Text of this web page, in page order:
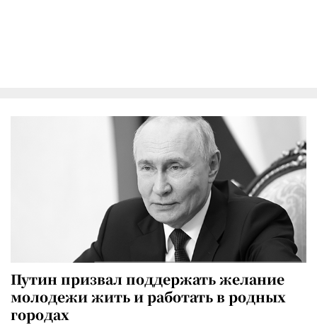
Путин призвал поддержать желание
молодежи жить и работать в родных
городах